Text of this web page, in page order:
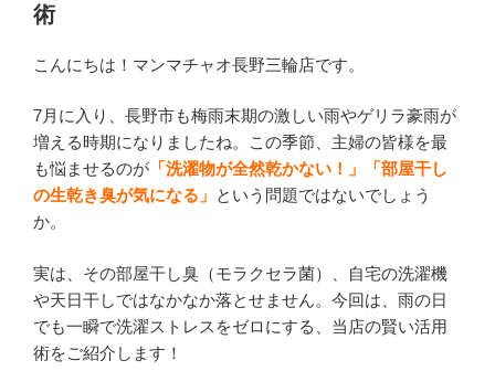
術
こんにちは！マンマチャオ長野三輪店です。
7月に入り、長野市も梅雨末期の激しい雨やゲリラ豪雨が
増える時期になりましたね。この季節、主婦の皆様を最
も悩ませるのが 「洗濯物が全然乾かない！」「部屋干し
の生乾き臭が気になる」 という問題ではないでしょう
か。
実は、その部屋干し臭（モラクセラ菌）、自宅の洗濯機
や天日干しではなかなか落とせません。今回は、雨の日
でも一瞬で洗濯ストレスをゼロにする、当店の賢い活用
術をご紹介します！